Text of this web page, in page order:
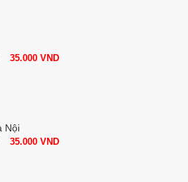
35.000 VND
Nội
35.000 VND